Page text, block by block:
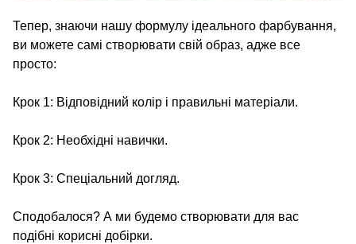
Тепер, знаючи нашу формулу ідеального фарбування,
ви можете самі створювати свій образ, адже все
просто:
Крок 1: Відповідний колір і правильні матеріали.
Крок 2: Необхідні навички.
Крок 3: Спеціальний догляд.
Сподобалося? А ми будемо створювати для вас
подібні корисні добірки.